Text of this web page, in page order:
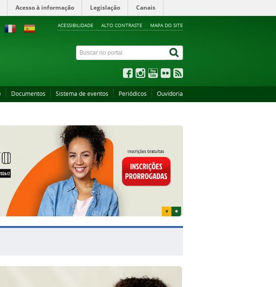
Acesso à informação Legislação Canais
ACESSIBILIDADE ALTO CONTRASTE MAPA DO SITE
Documentos Sistema de eventos Periódicos Ouvidoria